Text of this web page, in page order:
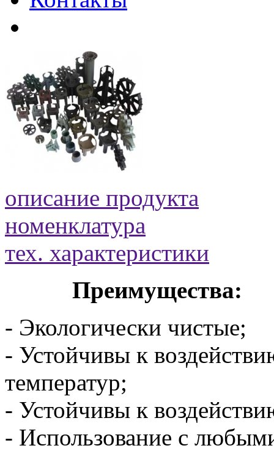
описание продукта
номенклатура
тех. характеристики
Преимущества:
- Экологически чистые;
- Устойчивы к
температур;
- Устойчивы к
- Использование с